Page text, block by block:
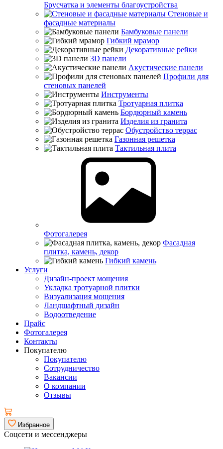
Брусчатка и элементы благоустройства
Стеновые и
фасадные материалы
Бамбуковые панели
Гибкий мрамор
Декоративные рейки
3D панели
Акустические панели
Профили для
стеновых панелей
Инструменты
Тротуарная плитка
Бордюрный камень
Изделия из гранита
Обустройство террас
Газонная решетка
Тактильная плита
Фотогалерея
Фасадная
плитка, камень, декор
Гибкий камень
Услуги
Дизайн-проект мощения
Укладка тротуарной плитки
Визуализация мощения
Ландшафтный дизайн
Водоотведение
Прайс
Фотогалерея
Контакты
Покупателю
Покупателю
Сотрудничество
Вакансии
О компании
Отзывы
Избранное
Соцсети и мессенджеры